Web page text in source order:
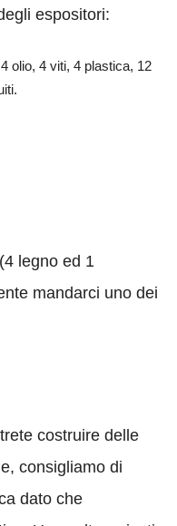
espositori:
olio, 4 viti, 4 plastica, 12
legno ed 1
mandarci uno dei
costruire delle
consigliamo di
dato che